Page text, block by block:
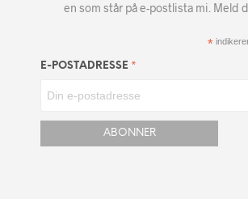
en som står på e-postlista mi. Meld
*
E-POSTADRESSE *